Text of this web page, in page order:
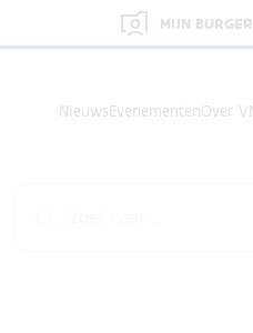
MIJN
NieuwsEvenementenOver